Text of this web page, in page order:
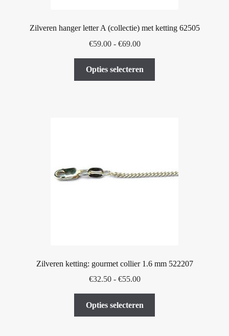
Zilveren hanger letter A (collectie) met ketting 62505
€59.00 - €69.00Prijsklasse:
tot
€69.00
Opties selecteren
worden
Zilveren ketting: gourmet collier 1.6 mm 522207
€32.50 - €55.00Prijsklasse:
tot
€55.00
Opties selecteren